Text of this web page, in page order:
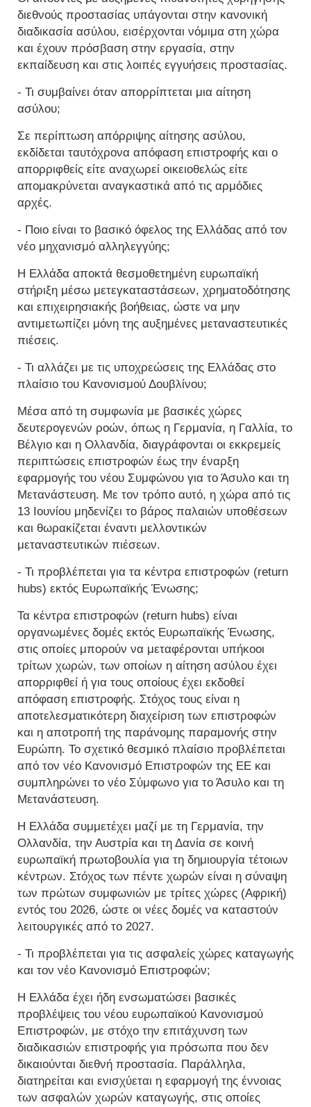
διεθνούς προστασίας υπάγονται στην κανονική
διαδικασία ασύλου, εισέρχονται νόμιμα στη χώρα
και έχουν πρόσβαση στην εργασία, στην
εκπαίδευση και στις λοιπές εγγυήσεις προστασίας.
- Τι συμβαίνει όταν απορρίπτεται μια αίτηση
ασύλου;
Σε περίπτωση απόρριψης αίτησης ασύλου,
εκδίδεται ταυτόχρονα απόφαση επιστροφής και ο
απορριφθείς είτε αναχωρεί οικειοθελώς είτε
απομακρύνεται αναγκαστικά από τις αρμόδιες
αρχές.
- Ποιο είναι το βασικό όφελος της Ελλάδας από τον
νέο μηχανισμό αλληλεγγύης;
Η Ελλάδα αποκτά θεσμοθετημένη ευρωπαϊκή
στήριξη μέσω μετεγκαταστάσεων, χρηματοδότησης
και επιχειρησιακής βοήθειας, ώστε να μην
αντιμετωπίζει μόνη της αυξημένες μεταναστευτικές
πιέσεις.
- Τι αλλάζει με τις υποχρεώσεις της Ελλάδας στο
πλαίσιο του Κανονισμού Δουβλίνου;
Μέσα από τη συμφωνία με βασικές χώρες
δευτερογενών ροών, όπως η Γερμανία, η Γαλλία, το
Βέλγιο και η Ολλανδία, διαγράφονται οι εκκρεμείς
περιπτώσεις επιστροφών έως την έναρξη
εφαρμογής του νέου Συμφώνου για το Άσυλο και τη
Μετανάστευση. Με τον τρόπο αυτό, η χώρα από τις
13 Ιουνίου μηδενίζει το βάρος παλαιών υποθέσεων
και θωρακίζεται έναντι μελλοντικών
μεταναστευτικών πιέσεων.
- Τι προβλέπεται για τα κέντρα επιστροφών (return
hubs) εκτός Ευρωπαϊκής Ένωσης;
Τα κέντρα επιστροφών (return hubs) είναι
οργανωμένες δομές εκτός Ευρωπαϊκής Ένωσης,
στις οποίες μπορούν να μεταφέρονται υπήκοοι
τρίτων χωρών, των οποίων η αίτηση ασύλου έχει
απορριφθεί ή για τους οποίους έχει εκδοθεί
απόφαση επιστροφής. Στόχος τους είναι η
αποτελεσματικότερη διαχείριση των επιστροφών
και η αποτροπή της παράνομης παραμονής στην
Ευρώπη. Το σχετικό θεσμικό πλαίσιο προβλέπεται
από τον νέο Κανονισμό Επιστροφών της ΕΕ και
συμπληρώνει το νέο Σύμφωνο για το Άσυλο και τη
Μετανάστευση.
Η Ελλάδα συμμετέχει μαζί με τη Γερμανία, την
Ολλανδία, την Αυστρία και τη Δανία σε κοινή
ευρωπαϊκή πρωτοβουλία για τη δημιουργία τέτοιων
κέντρων. Στόχος των πέντε χωρών είναι η σύναψη
των πρώτων συμφωνιών με τρίτες χώρες (Αφρική)
εντός του 2026, ώστε οι νέες δομές να καταστούν
λειτουργικές από το 2027.
- Τι προβλέπεται για τις ασφαλείς χώρες καταγωγής
και τον νέο Κανονισμό Επιστροφών;
Η Ελλάδα έχει ήδη ενσωματώσει βασικές
προβλέψεις του νέου ευρωπαϊκού Κανονισμού
Επιστροφών, με στόχο την επιτάχυνση των
διαδικασιών επιστροφής για πρόσωπα που δεν
δικαιούνται διεθνή προστασία. Παράλληλα,
διατηρείται και ενισχύεται η εφαρμογή της έννοιας
των ασφαλών χωρών καταγωγής, στις οποίες